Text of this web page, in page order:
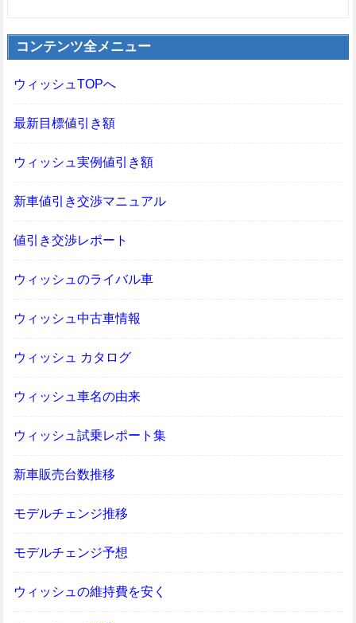
コンテンツ全メニュー
ウィッシュTOPへ
最新目標値引き額
ウィッシュ実例値引き額
新車値引き交渉マニュアル
値引き交渉レポート
ウィッシュのライバル車
ウィッシュ中古車情報
ウィッシュ カタログ
ウィッシュ車名の由来
ウィッシュ試乗レポート集
新車販売台数推移
モデルチェンジ推移
モデルチェンジ予想
ウィッシュの維持費を安く